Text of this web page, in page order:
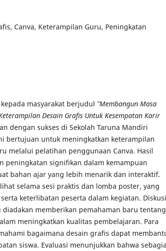
Canva, Keterampilan Guru, Peningkatan
masyarakat berjudul "Membangun Masa
Desain Grafis Untuk Kesempatan Karir
dengan sukses di Sekolah Taruna Mandiri
bertujuan untuk meningkatkan keterampilan
melalui pelatihan penggunaan Canva. Hasil
peningkatan signifikan dalam kemampuan
bahan ajar yang lebih menarik dan interaktif.
selama sesi praktis dan lomba poster, yang
keterlibatan peserta dalam kegiatan. Diskusi
memberikan pemahaman baru tentang
meningkatkan kualitas pembelajaran. Para
bagaimana desain grafis dapat
siswa. Evaluasi menunjukkan bahwa